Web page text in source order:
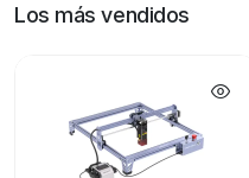
Los más vendidos